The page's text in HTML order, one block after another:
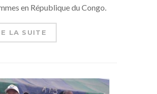
en République du Congo.
LA SUITE